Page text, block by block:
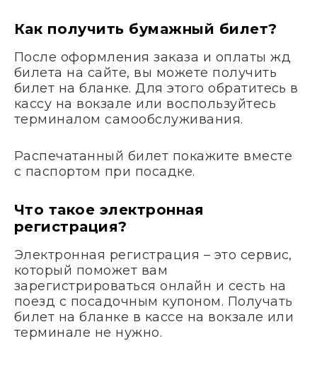
Как получить бумажный билет?
После оформления заказа и оплаты жд
билета на сайте, вы можете получить
билет на бланке. Для этого обратитесь в
кассу на вокзале или воспользуйтесь
терминалом самообслуживания.
Распечатанный билет покажите вместе
с паспортом при посадке.
Что такое электронная
регистрация?
Электронная регистрация – это сервис,
который поможет вам
зарегистрироваться онлайн и сесть на
поезд с посадочным купоном. Получать
билет на бланке в кассе на вокзале или
терминале не нужно.